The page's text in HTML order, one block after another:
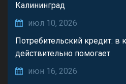
Калининград
июл 10, 2026
Потребительский кредит: в
действительно помогает
июн 16, 2026